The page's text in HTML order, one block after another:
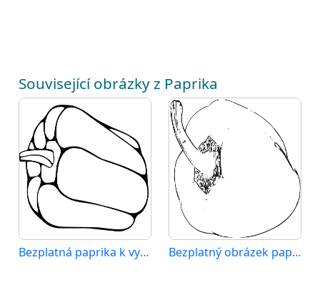
Související obrázky z Paprika
Bezplatná paprika k vytisknutí Bezplatný obrázek papriky